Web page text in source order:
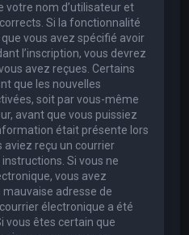
votre nom d’utilisateur et
Si la fonctionnalité
vous avez spécifié avoir
l’inscription, vous devrez
avez reçues. Certains
que les nouvelles
soit par vous-même
avant que vous puissiez
était présente lors
aviez reçu un courrier
Si vous ne
vous avez
adresse de
électronique a été
vous êtes certain que